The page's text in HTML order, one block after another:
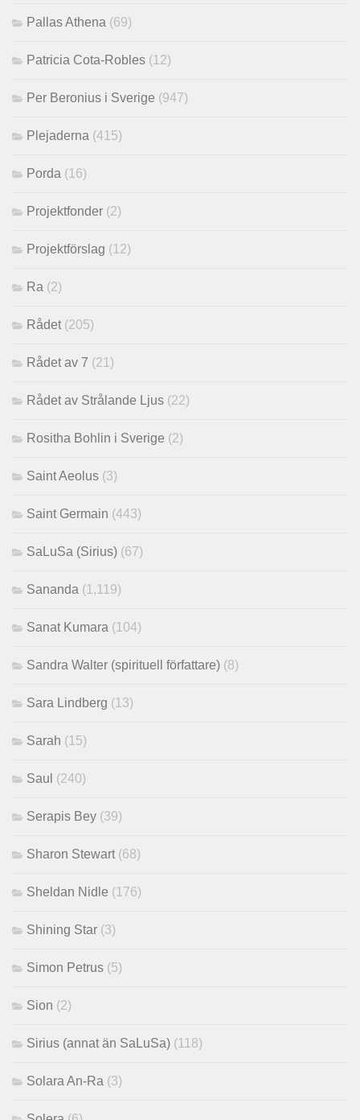
Pallas Athena (69)
Patricia Cota-Robles (12)
Per Beronius i Sverige (947)
Plejaderna (415)
Porda (16)
Projektfonder (2)
Projektförslag (12)
Ra (2)
Rådet (205)
Rådet av 7 (21)
Rådet av Strålande Ljus (22)
Rositha Bohlin i Sverige (2)
Saint Aeolus (3)
Saint Germain (443)
SaLuSa (Sirius) (67)
Sananda (1,119)
Sanat Kumara (104)
Sandra Walter (spirituell författare) (8)
Sara Lindberg (13)
Sarah (15)
Saul (240)
Serapis Bey (39)
Sharon Stewart (68)
Sheldan Nidle (176)
Shining Star (3)
Simon Petrus (5)
Sion (2)
Sirius (annat än SaLuSa) (118)
Solara An-Ra (3)